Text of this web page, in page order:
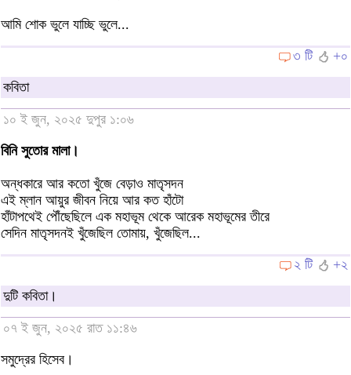
আমি শোক ভুলে যাচ্ছি ভুলে...
৩ টি
+০
কবিতা
১০ ই জুন, ২০২৫ দুপুর ১:০৬
বিনি সুতোর মালা।
অন্ধকারে আর কতো খুঁজে বেড়াও মাতৃসদন
এই ম্লান আয়ুর জীবন নিয়ে আর কত হাঁটো
হাঁটাপথেই পৌঁছেছিলে এক মহাভূম থেকে আরেক মহাভূমের তীরে
সেদিন মাতৃসদন‌ই খুঁজেছিল তোমায়, খুঁজেছিল...
২ টি
+২
দুটি কবিতা।
০৭ ই জুন, ২০২৫ রাত ১১:৪৬
সমুদ্রের হিসেব।